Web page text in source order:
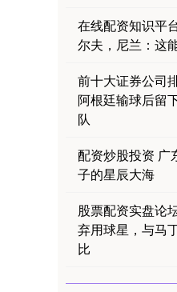
在线配资知识平
尔夫，尼兰：这
前十大证券公司
阿根廷输球后留
队
配资炒股投资 广
子的星辰大海
股票配资实盘论
弃用球星，与马
比